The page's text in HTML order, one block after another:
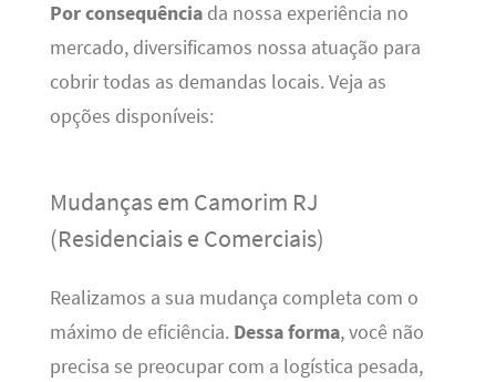
Por consequênciada nossa experiência no
mercado, diversificamos nossa atuação para
cobrir todas as demandas locais. Veja as
opções disponíveis:
Mudanças em Camorim RJ
(Residenciais e Comerciais)
Realizamos a sua mudança completa com o
máximo de eficiência. Dessa forma, você não
precisa se preocupar com a logística pesada,